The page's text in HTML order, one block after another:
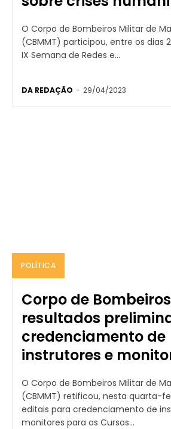
O Corpo de Bombeiros Militar de
(CBMMT) participou, entre os dias
IX Semana de Redes e...
DA REDAÇÃO - 29/04/2023
POLÍTICA
Corpo de
resultados
credenciamento de
instrutores e
O Corpo de Bombeiros Militar de
(CBMMT) retificou, nesta quarta-
editais para credenciamento de
monitores para os Cursos...